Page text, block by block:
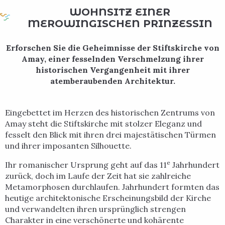
WOHNSITZ EINER
MEROWINGISCHEN PRINZESSIN
Erforschen Sie die Geheimnisse der Stiftskirche von
Amay, einer fesselnden Verschmelzung ihrer
historischen Vergangenheit mit ihrer
atemberaubenden Architektur.
Eingebettet im Herzen des historischen Zentrums von
Amay steht die Stiftskirche mit stolzer Eleganz und
fesselt den Blick mit ihren drei majestätischen Türmen
und ihrer imposanten Silhouette.
Ihr romanischer Ursprung geht auf das 11e Jahrhundert
zurück, doch im Laufe der Zeit hat sie zahlreiche
Metamorphosen durchlaufen. Jahrhundert formten das
heutige architektonische Erscheinungsbild der Kirche
und verwandelten ihren ursprünglich strengen
Charakter in eine verschönerte und kohärente